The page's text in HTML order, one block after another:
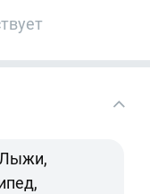
Лыжи,